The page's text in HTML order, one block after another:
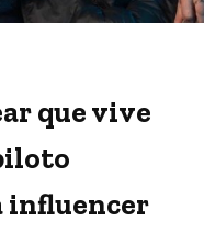
que vive
influencer